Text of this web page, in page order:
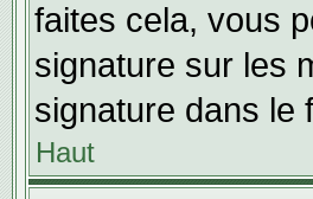
faites cela, vous
signature sur les
signature dans le
Haut